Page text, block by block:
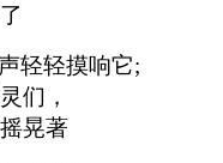
轻轻摸响它;
们，
晃著